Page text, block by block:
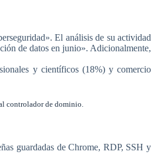
El análisis de su actividad
de datos en junio». Adicionalmente,
y científicos (18%) y comercio
controlador de dominio.
guardadas de Chrome, RDP, SSH y